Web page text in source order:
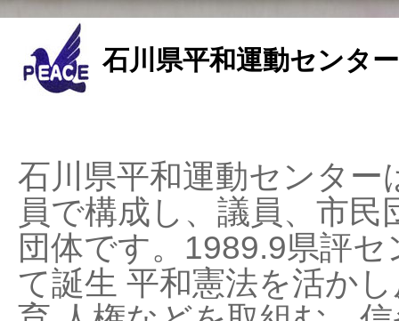
石川県平和運動センタ
石川県平和運動センタ
員で構成し、議員、市
団体です。1989.9県評
て誕生 平和憲法を活か